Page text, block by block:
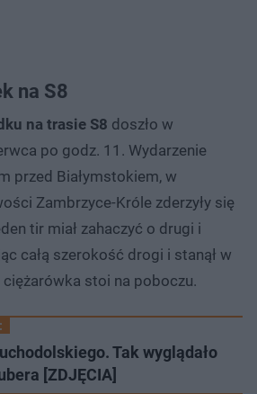
na S8
na trasie S8 doszło w
po godz. 11. Wydarzenie
przed Białymstokiem, w
Zambrzyce-Króle zderzyły się
tir miał zahaczyć o drugi i
całą szerokość drogi i stanął w
ciężarówka stoi na poboczu.
Tak wyglądało
[ZDJĘCIA]